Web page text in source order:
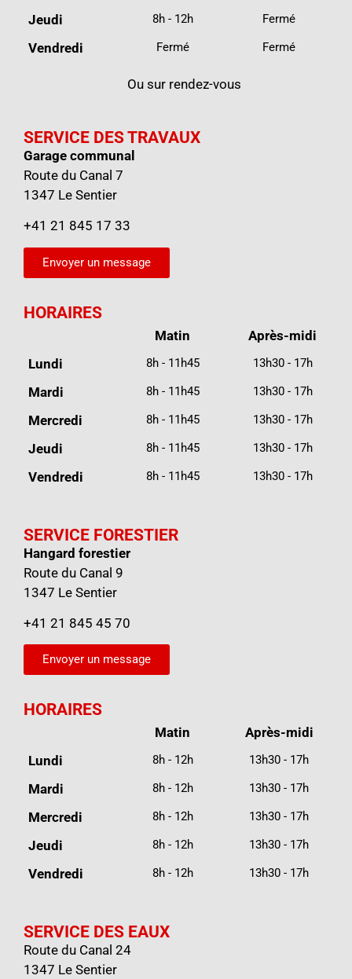
Jeudi 8h - 12h Fermé
Vendredi Fermé Fermé
Ou sur rendez-vous
SERVICE DES TRAVAUX
Garage communal
Route du Canal 7
1347 Le Sentier
+41 21 845 17 33
Envoyer un message
HORAIRES
Matin
Après-midi
Lundi
8h - 11h45 13h30 - 17h
Mardi 8h - 11h45 13h30 - 17h
Mercredi 8h - 11h45 13h30 - 17h
Jeudi 8h - 11h45 13h30 - 17h
Vendredi 8h - 11h45 13h30 - 17h
SERVICE FORESTIER
Hangard forestier
Route du Canal 9
1347 Le Sentier
+41 21 845 45 70
Envoyer un message
HORAIRES
Matin
Après-midi
Lundi
8h - 12h 13h30 - 17h
Mardi 8h - 12h 13h30 - 17h
Mercredi 8h - 12h 13h30 - 17h
Jeudi 8h - 12h 13h30 - 17h
Vendredi 8h - 12h 13h30 - 17h
SERVICE DES EAUX
Route du Canal 24
1347 Le Sentier